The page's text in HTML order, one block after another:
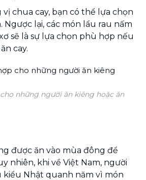
chua cay, bạn có thể lựa chọn
Ngược lại, các món lẩu rau nấm
sẽ là sự lựa chọn phù hợp nếu
cay.
những người ăn kiêng hoặc ăn
được ăn vào mùa đông để
nhiên, khi về Việt Nam, người
kiểu Nhật quanh năm vì món